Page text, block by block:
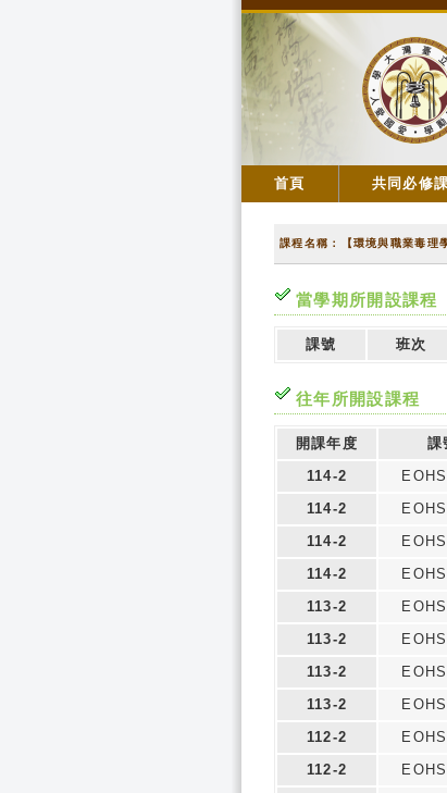
首頁 共同必修
課程名稱：【環境與職業毒理
當學期所開設課程
課號 班次
往年所開設課程
開課年度 課
114-2
114-2
114-2
114-2
113-2
113-2
113-2
113-2
112-2
112-2